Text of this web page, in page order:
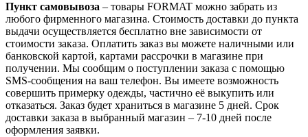
Пункт самовывоза – товары FORMAT можно забрать из
любого фирменного магазина. Стоимость доставки до пункта
выдачи осуществляется бесплатно вне зависимости от
стоимости заказа. Оплатить заказ вы можете наличными или
банковской картой, картами рассрочки в магазине при
получении. Мы сообщим о поступлении заказа с помощью
SMS-сообщения на ваш телефон. Вы имеете возможность
совершить примерку одежды, частично её выкупить или
отказаться. Заказ будет храниться в магазине 5 дней. Срок
доставки заказа в выбранный магазин – 7-10 дней после
оформления заявки.